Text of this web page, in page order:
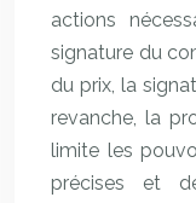
actions
signature du
du prix, la
revanche, la
limite les
précises et